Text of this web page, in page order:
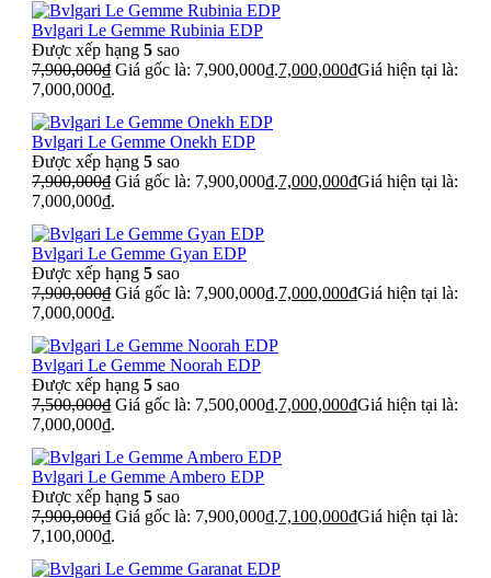
Bvlgari Le Gemme Rubinia EDP
Được xếp hạng 5 sao
7,900,000₫ Giá gốc là: 7,900,000₫.7,000,000₫Giá hiện tại là:
7,000,000₫.
Bvlgari Le Gemme Onekh EDP
Được xếp hạng 5 sao
7,900,000₫ Giá gốc là: 7,900,000₫.7,000,000₫Giá hiện tại là:
7,000,000₫.
Bvlgari Le Gemme Gyan EDP
Được xếp hạng 5 sao
7,900,000₫ Giá gốc là: 7,900,000₫.7,000,000₫Giá hiện tại là:
7,000,000₫.
Bvlgari Le Gemme Noorah EDP
Được xếp hạng 5 sao
7,500,000₫ Giá gốc là: 7,500,000₫.7,000,000₫Giá hiện tại là:
7,000,000₫.
Bvlgari Le Gemme Ambero EDP
Được xếp hạng 5 sao
7,900,000₫ Giá gốc là: 7,900,000₫.7,100,000₫Giá hiện tại là:
7,100,000₫.